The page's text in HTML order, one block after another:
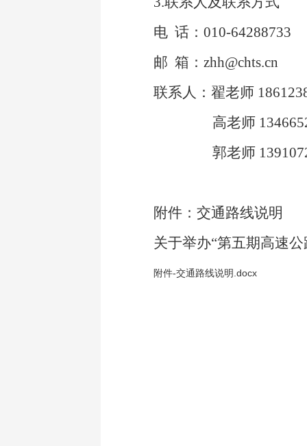
电 话：010-64288733
邮 箱：zhh@chts.cn
联系人：翟老师
高老师
郭老师
附件：交通路线说明
关于举办“第五期高速
附件-交通路线说明.docx